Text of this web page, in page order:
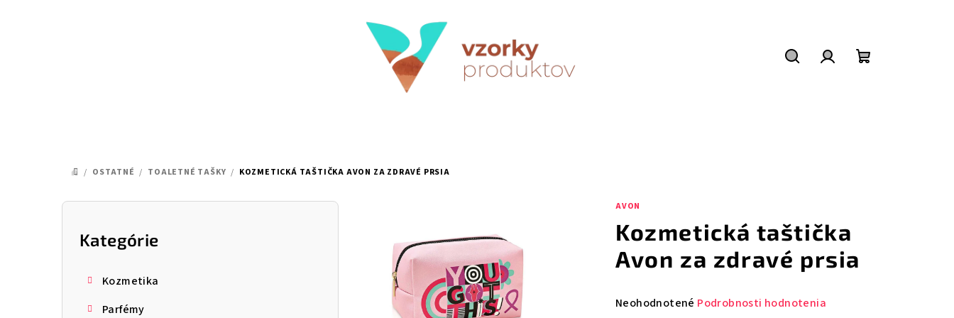
DOMOV
/ OSTATNÉ / TOALETNÉ TAŠKY / KOZMETICKÁ TAŠTIČKA AVON ZA ZDRAVÉ PRSIA
B
Preskočiť
kategórie
Kategórie
Kozmetika
Parfémy
AVON
Kozmetická taštička
Avon za zdravé prsia
Priemerné
Neohodnotené Podrobnosti hodnotenia